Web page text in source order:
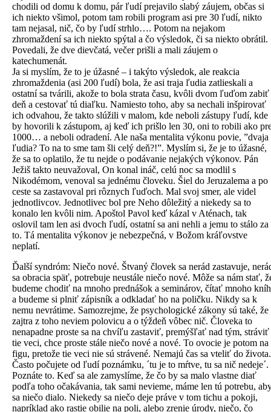
chodili od domu k domu, pár ľudí prejavilo slabý záujem, občas si
ich niekto všimol, potom tam robili program asi pre 30 ľudí, nikto
tam nejasal, nič, čo by ľudí strhlo…. Potom na nejakom
zhromaždení sa ich niekto spýtal a čo výsledok, či sa niekto obrátil.
Povedali, že dve dievčatá, večer prišli a mali záujem o
katechumenát.
Ja si myslím, že to je úžasné – i takýto výsledok, ale reakcia
zhromaždenia (asi 200 ľudí) bola, že asi traja ľudia zatlieskali a
ostatní sa tvárili, akože to bola strata času, kvôli dvom ľuďom zabiť
deň a cestovať tú diaľku. Namiesto toho, aby sa nechali inšpirovať
ich odvahou, že takto slúžili v malom, kde neboli zástupy ľudí, kde
by hovorili k zástupom, aj keď ich prišlo len 30, oni to robili ako
1000… a neboli odradení. Ale naša mentalita výkonu povie, ”dvaja
ľudia? To na to sme tam šli celý deň?!”. Myslím si, že je to úžasné,
že sa to oplatilo, že tu nejde o podávanie nejakých výkonov. Pán
Ježiš takto neuvažoval, On konal ináč, celú noc sa modlil s
Nikodémom, venoval sa jednému človeku. Šiel do Jeruzalema a po
ceste sa zastavoval pri rôznych ľuďoch. Mal svoj smer, ale videl
jednotlivcov. Jednotlivec bol pre Neho dôležitý a niekedy sa to
konalo len kvôli nim. Apoštol Pavol keď kázal v Aténach, tak
oslovil tam len asi dvoch ľudí, ostatní sa ani nehli a jemu to stálo za
to. Tá mentalita výkonov je nebezpečná, v Božom kráľovstve
neplatí.
Ďalší syndróm: Niečo nové. Štvaný človek sa nerád zastavuje,
sa obracia späť, potrebuje neustále niečo nové. Môže sa nám stať,
budeme chodiť na mnoho prednášok a seminárov, čítať mnoho kníh
a budeme si plniť zápisník a odkladať ho na poličku. Nikdy sa k
nemu nevrátime. Samozrejme, že psychologické zákony sú také, že
zajtra z toho neviem polovicu a o týždeň vôbec nič. Človeka to
nenapadne proste sa na chvíľu zastaviť, premýšľať nad tým, stráviť
tie veci, chce proste stále niečo nové a nové. To ovocie je potom na
figu, pretože tie veci nie sú strávené. Nemajú čas sa vteliť do života.
Často počujete od ľudí poznámku, ´tu je to mŕtve, tu sa nič nedeje´.
Poznáte to. Keď sa ale zamyslíme, že čo by sa malo vlastne diať
podľa toho očakávania, tak sami nevieme, máme len tú potrebu,
sa niečo dialo. Niekedy sa niečo deje práve v tom tichu a pokoji,
napríklad ako rastie obilie na poli, alebo zrenie úrody, niečo, čo